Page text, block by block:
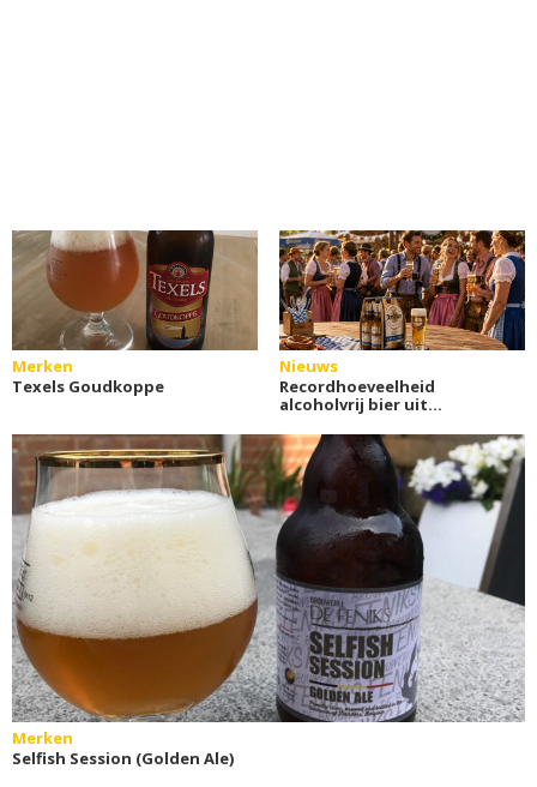
Merken
Texels Goudkoppe
Nieuws
Recordhoeveelheid
alcoholvrij bier uit
Merken
Selfish Session (Golden Ale)